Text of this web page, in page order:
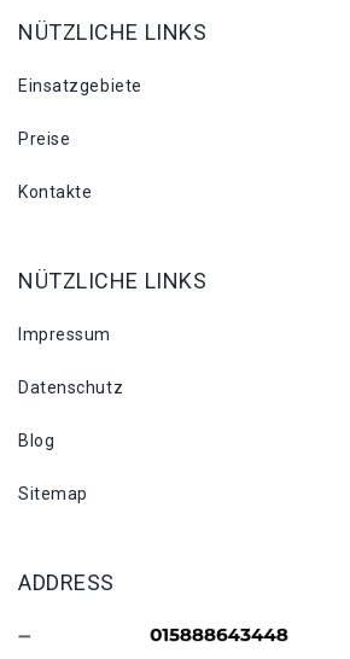
NÜTZLICHE LINKS
Einsatzgebiete
Preise
Kontakte
NÜTZLICHE LINKS
Impressum
Datenschutz
Blog
Sitemap
ADDRESS